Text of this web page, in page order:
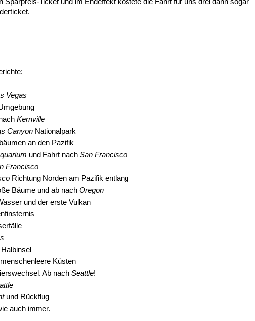
Sparpreis-Ticket und im Endeffekt kostete die Fahrt für uns drei dann sogar
Vegas
nachKernville
Canyon Nationalpark
an den Pazifik
und Fahrt nachSan Francisco
Francisco
Richtung Norden am Pazifik entlang
Bäume und ab nachOregon
und der erste Vulkan
Halbinsel
Küsten
Ab nachSeattle!
und Rückflug
auch immer.